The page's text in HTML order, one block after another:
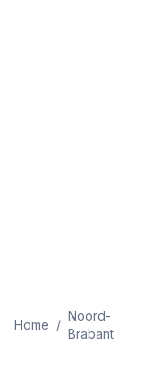
Home /
Noord-
Brabant